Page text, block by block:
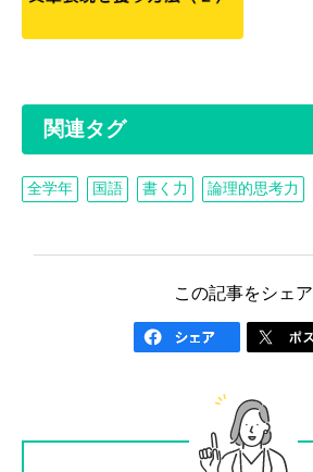
関連タグ
全学年 国語 書く力 論理的思考力
この記事をシェア